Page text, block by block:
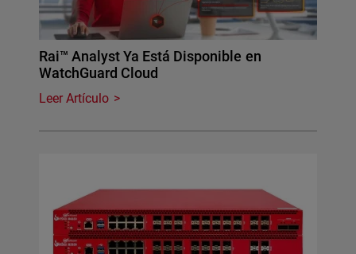
Rai™ Analyst Ya Está Disponible en
WatchGuard Cloud
Leer Artículo